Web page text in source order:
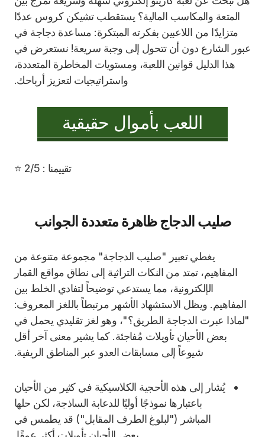
المتعة والمكاسب المالية؟ يستقطب تشيكن كروس عددًا
متزايدًا من اللاعبين بفكرته المبتكرة: مساعدة دجاجة في
عبور الشارع دون أن تتحول إلى وجبة سريعة! نستعرض في
هذا الدليل قوانين اللعبة، ومستويات المخاطرة المتعددة،
واستراتيجيات لتعزيز أرباحك.
اللعب بأموال حقيقية
تقييمنا : 2/5 ⭐
صليب الدجاج ظاهرة متعددة الجوانب
يغطي تعبير "صليب الدجاجة" مجموعة متنوعة من
المفاهيم، تمتد من النكات التراثية إلى نطاق مواقع القمار
الإلكترونية، مما يستدعي توضيحاً لتفادي الخلط بين
المفاهيم. ويظل الاستشهاد الأشهر مرتبطاً باللغز المعروف:
"لماذا عبرت الدجاجة الطريق؟"، وهو لغز تقليدي يحمل في
بعض الأحيان تأويلات مُفاجئة. كما يشير معنى آخر أقل
شيوعاً إلى مسابقات العدو عبر المناطق الريفية.
يُشار إلى هذه الأحجية الكلاسيكية في كثير من الأحيان
باعتبارها نموذجًا أوليًا للدعابة الساذجة، لكن حلها
المباشر ("لبلوغ الطرف المقابل") قد يطمس في